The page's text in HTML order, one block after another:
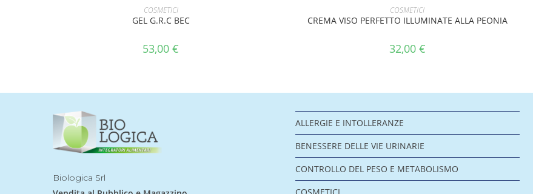
AGGIUNGI AL CARRELLO
COSMETICI
GEL G.R.C BEC
53,00€
AGGIUNGI AL CARRELLO
COSMETICI
CREMA VISO PERFETTO ILLUMINATE ALLA PEONIA
32,00 €
Biologica Srl
ALLERGIE E INTOLLERANZE
BENESSERE DELLE VIE URINARIE
CONTROLLO DEL PESO E METABOLISMO